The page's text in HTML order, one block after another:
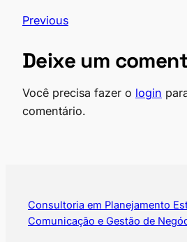
o
o
k
Previous
Deixe um
Você precisa fazer o login
comentário.
Consultoria em Planejamento
Comunicação e Gestão de